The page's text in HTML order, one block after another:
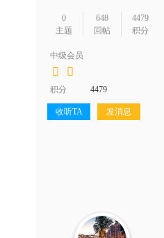
0
主题
648
回帖
4479
积分
中级会员
积分 4479
收听TA 发消息